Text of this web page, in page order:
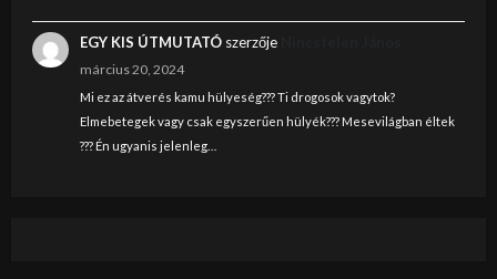
EGY KIS ÚTMUTATÓszerzője
március 20, 2024
Mi ez az átverés kamu hülyeség??? Ti drogosok vagytok?
Elmebetegek vagy csak egyszerűen hülyék??? Mesevilágban éltek
??? Én ugyanis jelenleg…